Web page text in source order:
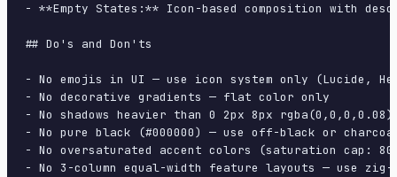
- **Empty States:** Icon-based composition with
## Do's and Don'ts
- No emojis in UI — use icon system only (Lucide,
- No decorative gradients — flat color only
- No shadows heavier than 0 2px 8px rgba(0,0,0,0.08)
- No pure black (#000000) — use off-black or
- No oversaturated accent colors (saturation cap:
- No 3-column equal-width feature layouts — use zig-